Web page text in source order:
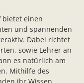
bietet einen
und spannenden
Dabei richtet
sowie Lehrer an
es natürlich am
Mithilfe des